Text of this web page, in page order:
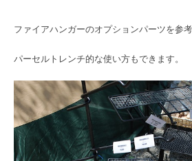
ファイアハンガーのオプションパーツを参考
パーセルトレンチ的な使い方もできます。